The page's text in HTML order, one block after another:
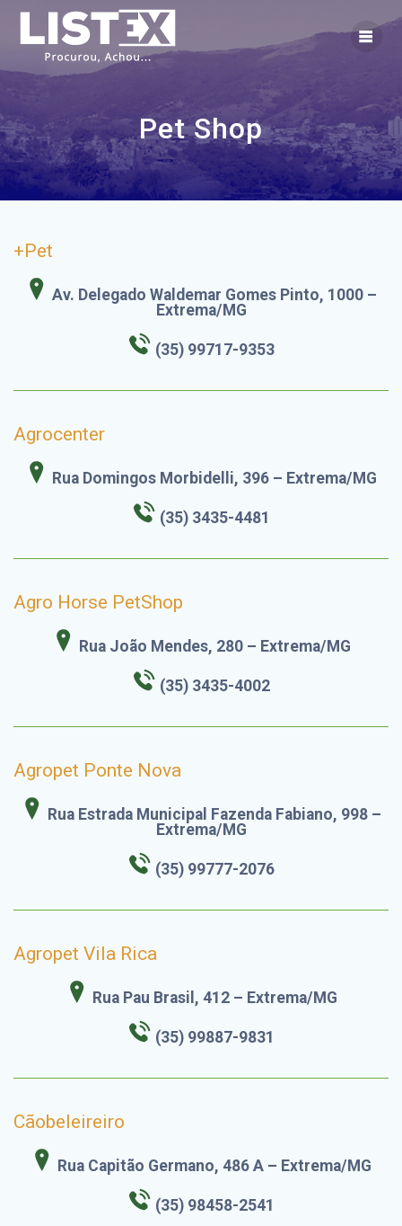
content
Pet Shop
+Pet
Av. Delegado Waldemar Gomes Pinto, 1000 –
Extrema/MG
(35) 99717-9353
Agrocenter
Rua Domingos Morbidelli, 396 – Extrema/MG
(35) 3435-4481
Agro Horse PetShop
Rua João Mendes, 280 – Extrema/MG
(35) 3435-4002
Agropet Ponte Nova
Rua Estrada Municipal Fazenda Fabiano, 998 –
Extrema/MG
(35) 99777-2076
Agropet Vila Rica
Rua Pau Brasil, 412 – Extrema/MG
(35) 99887-9831
Cãobeleireiro
Rua Capitão Germano, 486 A – Extrema/MG
(35) 98458-2541